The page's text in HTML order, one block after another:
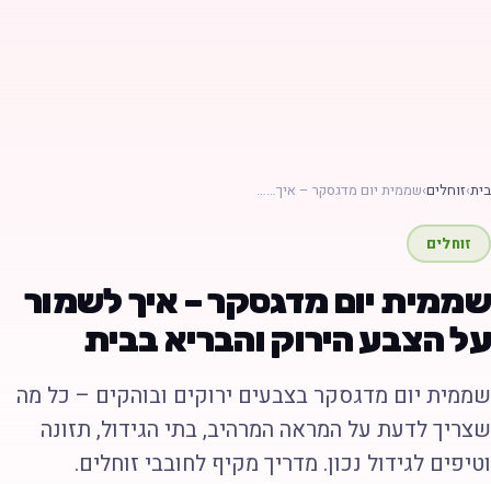
›זוחלים›שממית יום מדגסקר – איך……
זוחלים
יום מדגסקר – איך לשמור
הצבע הירוק והבריא בבית
יום מדגסקר בצבעים ירוקים ובוהקים – כל מה
לדעת על המראה המרהיב, בתי הגידול, תזונה
לגידול נכון. מדריך מקיף לחובבי זוחלים.